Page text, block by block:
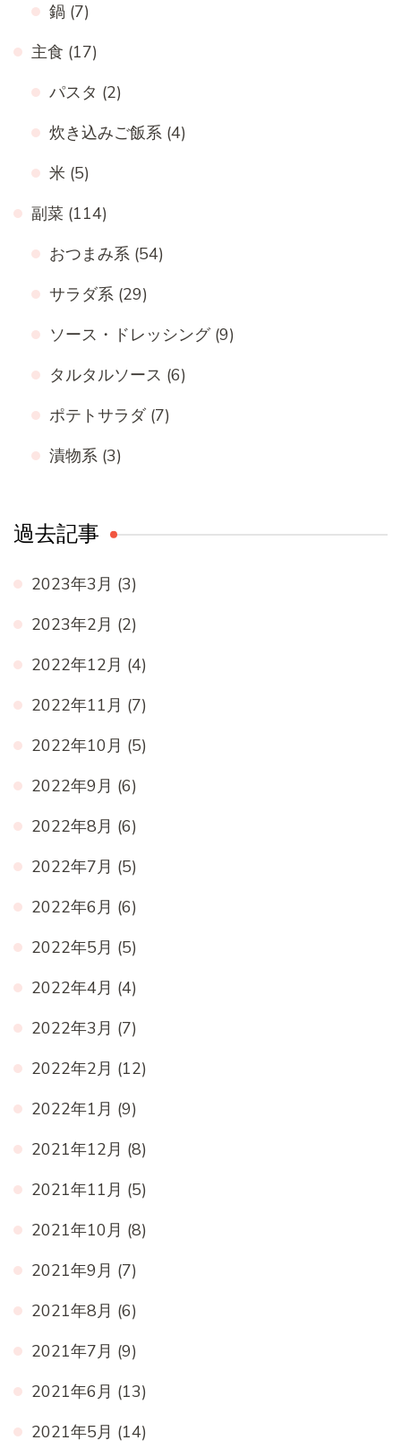
鍋 (7)
主食 (17)
パスタ (2)
炊き込みご飯系 (4)
米 (5)
副菜 (114)
おつまみ系 (54)
サラダ系 (29)
ソース・ドレッシング(9)
タルタルソース (6)
ポテトサラダ (7)
漬物系 (3)
過去記事
2023年3月 (3)
2023年2月 (2)
2022年12月 (4)
2022年11月 (7)
2022年10月 (5)
2022年9月 (6)
2022年8月 (6)
2022年7月 (5)
2022年6月 (6)
2022年5月 (5)
2022年4月 (4)
2022年3月 (7)
2022年2月 (12)
2022年1月 (9)
2021年12月 (8)
2021年11月 (5)
2021年10月 (8)
2021年9月 (7)
2021年8月 (6)
2021年7月 (9)
2021年6月 (13)
2021年5月 (14)